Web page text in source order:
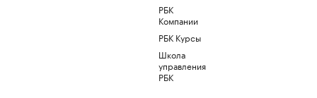
РБК
Компании
РБК Курсы
Школа
управления
РБК